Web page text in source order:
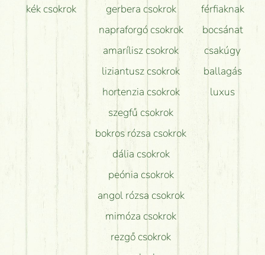
kék csokrok
gerbera csokrok
napraforgó csokrok
amarílisz csokrok
liziantusz csokrok
hortenzia csokrok
szegfű csokrok
bokros rózsa csokrok
dália csokrok
peónia csokrok
angol rózsa csokrok
mimóza csokrok
rezgő csokrok
férfiaknak
bocsánat
csakúgy
ballagás
luxus